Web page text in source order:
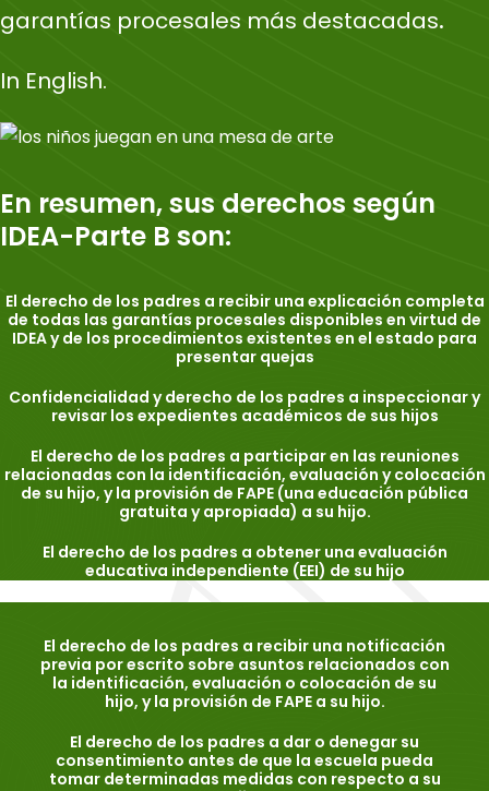
garantías procesales más destacadas.
In English.
En resumen, sus derechos según
IDEA-Parte B son:
El derecho de los padres a recibir una explicación completa
de todas las garantías procesales disponibles en virtud de
IDEA y de los procedimientos existentes en el estado para
presentar quejas
Confidencialidad y derecho de los padres a inspeccionar y
revisar los expedientes académicos de sus hijos
El derecho de los padres a participar en las reuniones
relacionadas con la identificación, evaluación y colocación
de su hijo, y la provisión de FAPE (una educación pública
gratuita y apropiada) a su hijo.
El derecho de los padres a obtener una evaluación
educativa independiente (EEI) de su hijo
El derecho de los padres a recibir una notificación
previa por escrito sobre asuntos relacionados con
la identificación, evaluación o colocación de su
hijo, y la provisión de FAPE a su hijo.
El derecho de los padres a dar o denegar su
consentimiento antes de que la escuela pueda
tomar determinadas medidas con respecto a su